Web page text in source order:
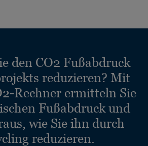
den CO2 Fußabdruck
reduzieren? Mit
Rechner ermitteln Sie
Fußabdruck und
wie Sie ihn durch
reduzieren.